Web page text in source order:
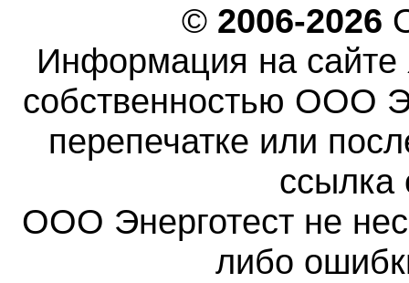
© 2006-2026
Информация на сайте
собственностью ООО
перепечатке или
ссылка
ООО Энерготест не
либо